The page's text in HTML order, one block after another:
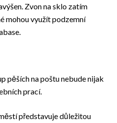
Zvon na sklo zatím
mohou využít podzemní
pěších na poštu nebude nijak
prací.
představuje důležitou